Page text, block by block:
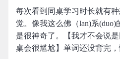
每次看到同桌学习时长就有
觉。像我这么佛（lan)系
是很神奇了。【我才不会说
桌会很尴尬】单词还没背完